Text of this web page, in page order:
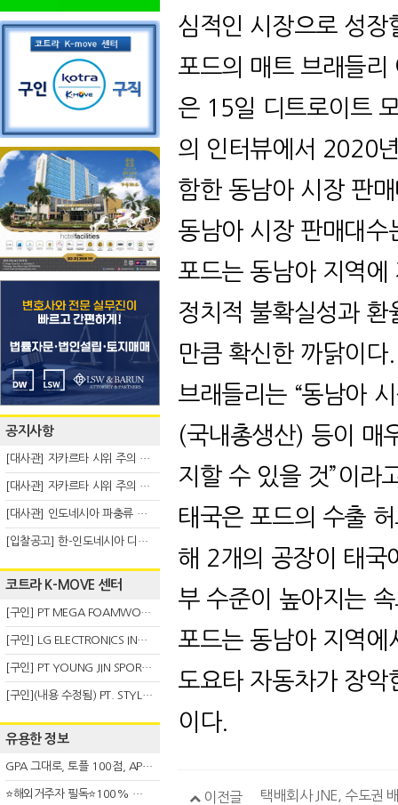
공지사항
[대사관] 자카르타 시위 주의 안내(8.6)
[대사관] 자카르타 시위 주의 안내(8.3)
[대사관] 인도네시아 파충류 불법 반출 주의 (7.29)
[입찰공고] 한-인도네시아 디지털융복합 탈 전시회
코트라 K-MOVE 센터
[구인] PT MEGA FOAMWORKS INDONESIA
[구인] LG ELECTRONICS INDONESIA
[구인] PT YOUNG JIN SPORT INDONESIA
[구인](내용 수정됨) PT. STYLE KOREAN INDONESIA (스타일 코리안 인도네시아)
유용한 정보
GPA 그대로, 토플 100점, AP 막막 — 원인은 하나입니다
⭐해외거주자 필독⭐100% 온라인 마지막 한국어교원 2급 추가모집 (~8/2)
심적인 시장으로 성장
포드의 매트 브래들
은 15일 디트로이트
의 인터뷰에서 2020
함한 동남아 시장 판
동남아 시장 판매대
포드는 동남아 지역
정치적 불확실성과
만큼 확신한 까닭이다.
브래들리는 “동남아
(국내총생산) 등이 매
지할 수 있을 것”이라
태국은 포드의 수출
해 2개의 공장이 태국
부 수준이 높아지는
포드는 동남아 지역
도요타 자동차가 장악
이다.
이전글 택배회사 JNE, 수도권